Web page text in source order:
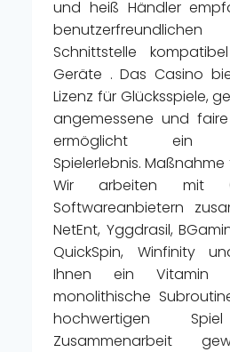
und heiß Händler
Schnittstelle
Geräte . Das Casino
Lizenz für Glücksspiele,
angemessene und
ermöglicht ein
Spielerlebnis.
Wir arbeiten mit
Softwareanbietern
NetEnt, Yggdrasil,
QuickSpin, Winfinity
Ihnen ein Vitamin
monolithische
hochwertigen
Zusammenarbeit